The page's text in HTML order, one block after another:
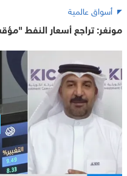
أسواق عالمية
مونغر: تراجع أسعار النفط